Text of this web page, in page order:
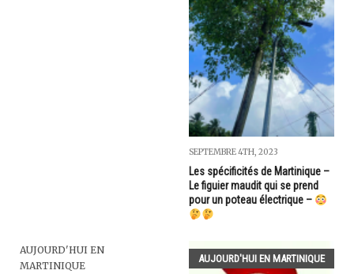
SEPTEMBRE 4TH, 2023
Les spécificités de Martinique –
Le figuier maudit qui se prend
pour un poteau électrique –
AUJOURD'HUI EN
MARTINIQUE
AUJOURD'HUI EN MARTINIQUE